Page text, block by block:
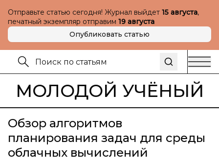
Отправьте статью сегодня! Журнал выйдет 15 августа,
печатный экземпляр отправим 19 августа
Опубликовать статью
МОЛОДОЙ УЧЁНЫЙ
Обзор алгоритмов
планирования задач для среды
облачных вычислений